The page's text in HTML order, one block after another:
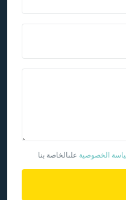
الخصوصية علىالخاصة بنا